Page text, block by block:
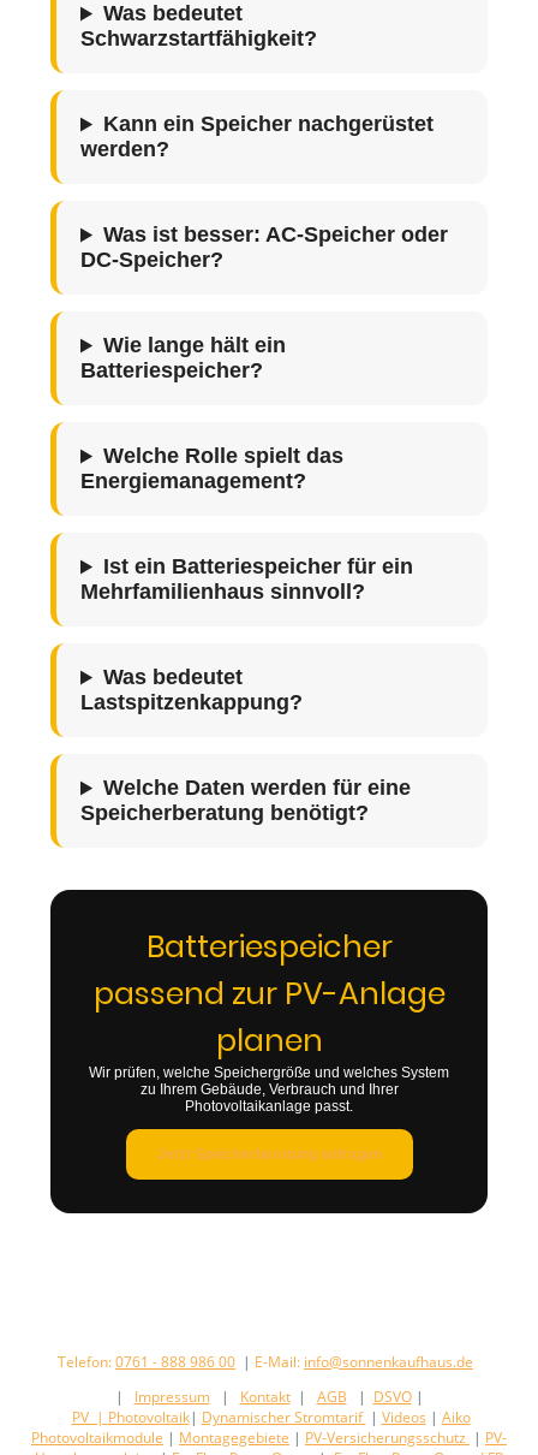
Was bedeutet
Schwarzstartfähigkeit?
Kann ein Speicher nachgerüstet
werden?
Was ist besser: AC-Speicher oder
DC-Speicher?
Wie lange hält ein
Batteriespeicher?
Welche Rolle spielt das
Energiemanagement?
Ist ein Batteriespeicher für ein
Mehrfamilienhaus sinnvoll?
Was bedeutet
Lastspitzenkappung?
Welche Daten werden für eine
Speicherberatung benötigt?
Batteriespeicher
passend zur PV-Anlage
planen
Wir prüfen, welche Speichergröße und welches System
zu Ihrem Gebäude, Verbrauch und Ihrer
Photovoltaikanlage passt.
Jetzt Speicherberatung anfragen
Telefon:0761 - 888 986 00 | E-Mail: info@sonnenkaufhaus.de
| Impressum| Kontakt| AGB | DSVO|
PV | Photovoltaik| Dynamischer Stromtarif | Videos | Aiko
Photovoltaikmodule | Montagegebiete | PV-Versicherungsschutz | PV-